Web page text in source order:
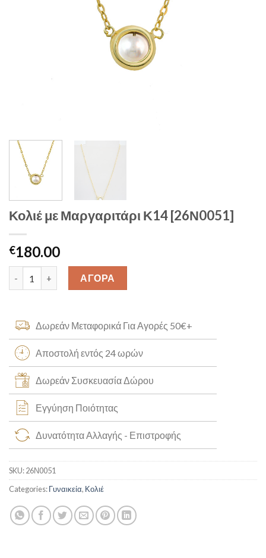
Κολιέ με Μαργαριτάρι Κ14 [26Ν0051]
€180.00
Κολιέ με Μαργαριτάρι Κ14 [26Ν0051] quantity
ΑΓΟΡΑ
Δωρεάν Μεταφορικά Για Αγορές 50€+
Αποστολή εντός 24 ωρών
Δωρεάν Συσκευασία Δώρου
Εγγύηση Ποιότητας
Δυνατότητα Αλλαγής - Επιστροφής
SKU:26Ν0051
Categories:Γυναικεία, Κολιέ